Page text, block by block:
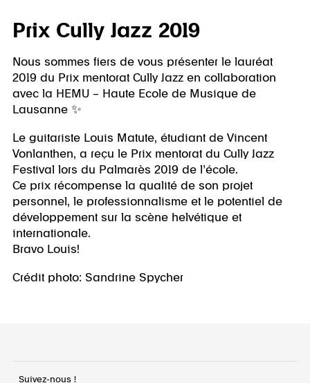
Prix Cully Jazz 2019
Nous sommes fiers de vous présenter le lauréat
2019 du Prix mentorat Cully Jazz en collaboration
avec la HEMU – Haute Ecole de Musique de
Lausanne ✨
Le guitariste Louis Matute, étudiant de Vincent
Vonlanthen, a reçu le Prix mentorat du Cully Jazz
Festival lors du Palmarès 2019 de l’école.
Ce prix récompense la qualité de son projet
personnel, le professionnalisme et le potentiel de
développement sur la scène helvétique et
internationale.
Bravo Louis!
Crédit photo: Sandrine Spycher
Suivez-nous !